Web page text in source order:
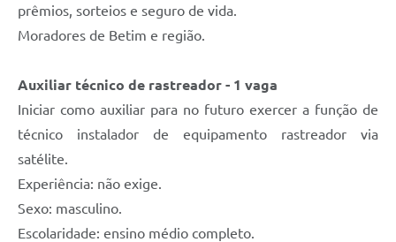
prêmios, sorteios e seguro de vida.
Moradores de Betim e região.
Auxiliar técnico de rastreador - 1 vaga
Iniciar como auxiliar para no futuro exercer a função de
técnico instalador de equipamento rastreador via
satélite.
Experiência: não exige.
Sexo: masculino.
Escolaridade: ensino médio completo.